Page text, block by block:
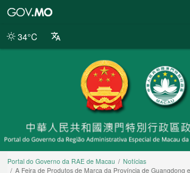
da
34°C
Portal do Governo da RAE de Macau
Notícias
A Feira de Produtos de Marca da Província de Guangdong